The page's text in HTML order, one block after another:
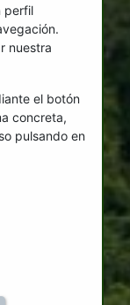
perfil
nuestra
el botón
concreta,
pulsando en